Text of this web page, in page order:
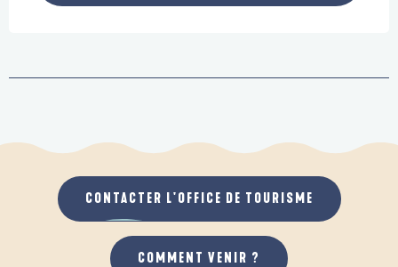
CONTACTER L'OFFICE DE TOURISME
COMMENT VENIR ?